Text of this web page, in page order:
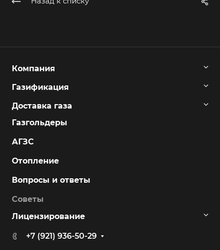
Компания
Газификация
Доставка газа
Газгольдеры
АГЗС
Отопление
Вопросы и ответы
Советы
Лицензирование
+7 (921) 936-50-29